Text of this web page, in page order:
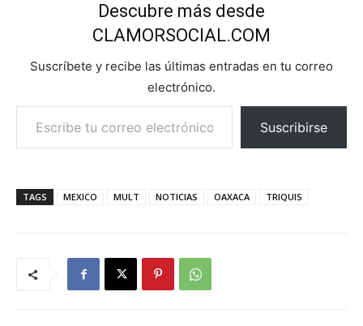
Descubre más desde
CLAMORSOCIAL.COM
Suscríbete y recibe las últimas entradas en tu correo
electrónico.
Escribe tu correo electrónico…
Suscribirse
TAGS MEXICO MULT NOTICIAS OAXACA TRIQUIS